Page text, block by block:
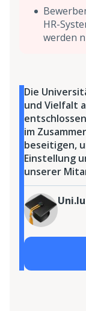
HR-
werden
Die
und Vielfalt
im
beseitigen,
Einstellung
unserer